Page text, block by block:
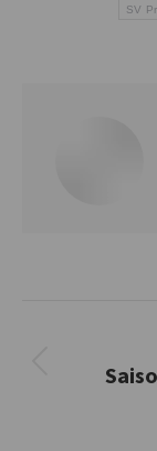
SV